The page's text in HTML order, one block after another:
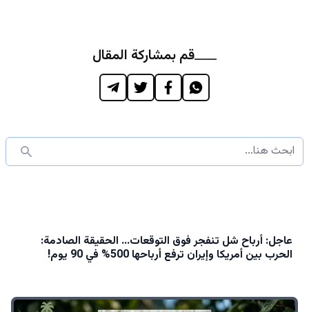
قم بمشاركة المقال
عاجل: أرباح شل تنفجر فوق التوقعات… الحقيقة الصادمة:
الحرب بين أمريكا وإيران ترفع أرباحها 500% في 90 يوم!